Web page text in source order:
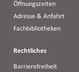
Öffnungszeiten
Adresse & Anfahrt
Fachbibliotheken
Rechtliches
Barrierefreiheit